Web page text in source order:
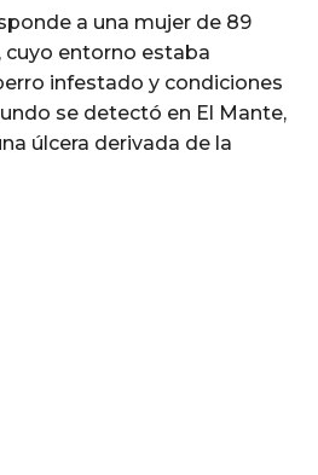
a una mujer de 89
cuyo entorno estaba
infestado y condiciones
se detectó en El Mante,
úlcera derivada de la